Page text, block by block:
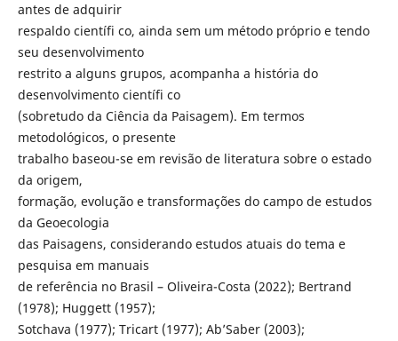
antes de adquirir
respaldo científi co, ainda sem um método próprio e tendo
seu desenvolvimento
restrito a alguns grupos, acompanha a história do
desenvolvimento científi co
(sobretudo da Ciência da Paisagem). Em termos
metodológicos, o presente
trabalho baseou-se em revisão de literatura sobre o estado
da origem,
formação, evolução e transformações do campo de estudos
da Geoecologia
das Paisagens, considerando estudos atuais do tema e
pesquisa em manuais
de referência no Brasil – Oliveira-Costa (2022); Bertrand
(1978); Huggett (1957);
Sotchava (1977); Tricart (1977); Ab’Saber (2003);